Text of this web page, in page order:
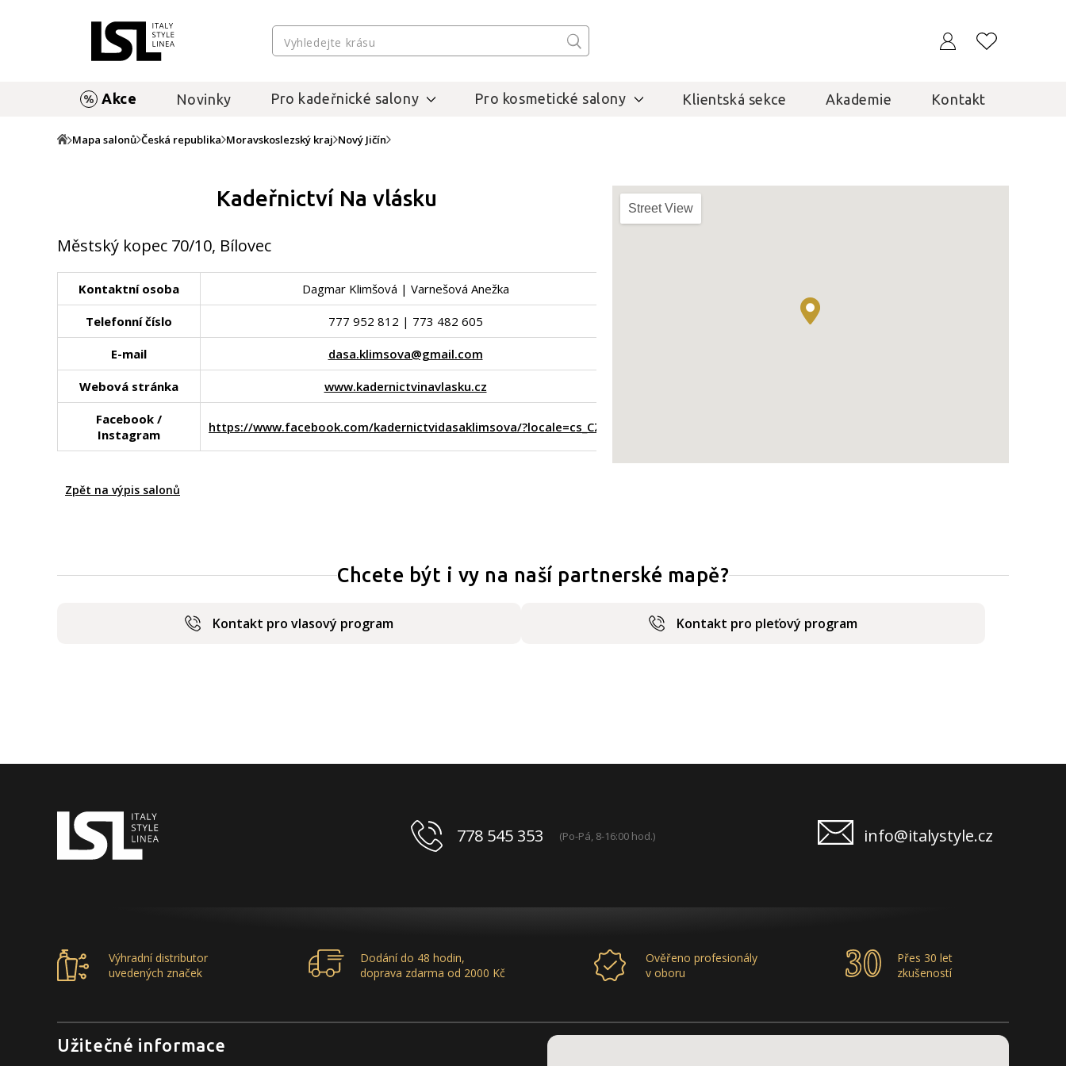
Akce Novinky Pro kadeřnické salony Pro kosmetické salony Klientská sekce Akademie Kontakt
Mapa salonů Česká republika Moravskoslezský kraj Nový Jičín
Kadeřnictví Na vlásku
Městský kopec 70/10, Bílovec
Kontaktní osoba Dagmar Klimšová | Varnešová Anežka
Telefonní číslo 777 952 812 | 773 482 605
E-mail dasa.klimsova@gmail.com
Webová stránka www.kadernictvinavlasku.cz
Facebook /
Instagram
https://www.facebook.com/kadernictvidasaklimsova/?locale=cs_CZ
Street View
Zpět na výpis salonů
Chcete být i vy na naší partnerské mapě?
Kontakt pro vlasový program Kontakt pro pleťový program
778 545 353 (Po-Pá, 8-16:00 hod.) info@italystyle.cz
Výhradní distributor
uvedených značek
Dodání do 48 hodin,
doprava zdarma od 2000 Kč
Ověřeno profesionály
v oboru
Přes 30 let
zkušeností
Užitečné informace